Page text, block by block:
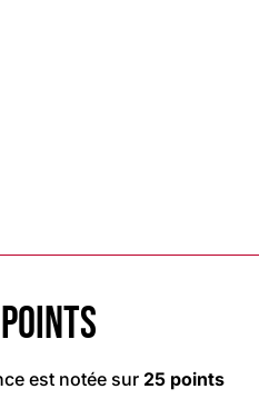
est notée sur 25 points